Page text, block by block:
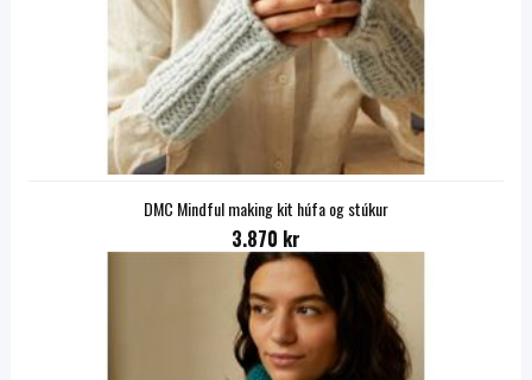
DMC Mindful making kit húfa og stúkur
3.870 kr